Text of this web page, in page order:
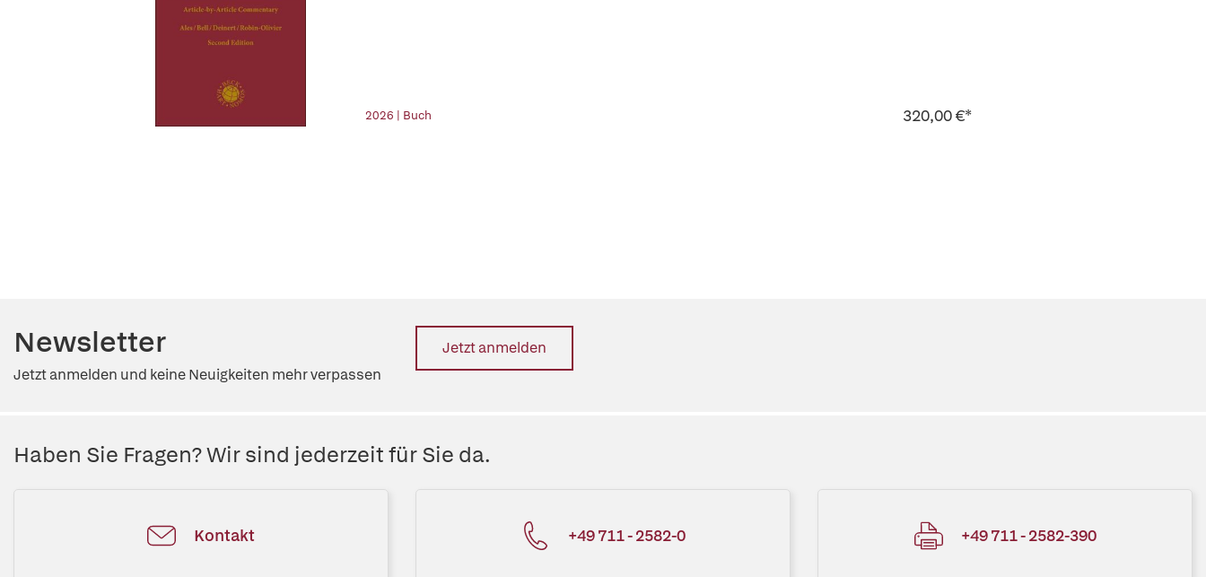
2026 | Buch 320,00 €*
Newsletter
Jetzt anmelden und keine Neuigkeiten mehr verpassen
Jetzt anmelden
Haben Sie Fragen? Wir sind jederzeit für Sie da.
Kontakt +49 711 - 2582-0 +49 711 - 2582-390